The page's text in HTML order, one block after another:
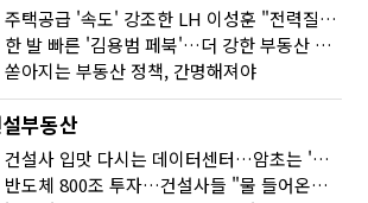
주택공급 '속도' 강조한 LH 이성훈 "전력질주해야"
한 발 빠른 '김용범 페북'…더 강한 부동산 규제 나오나
쏟아지는 부동산 정책, 간명해져야
부동산
건설사 입맛 다시는 데이터센터…암초는 '주민 반대'
반도체 800조 투자…건설사들 "물 들어온다!"